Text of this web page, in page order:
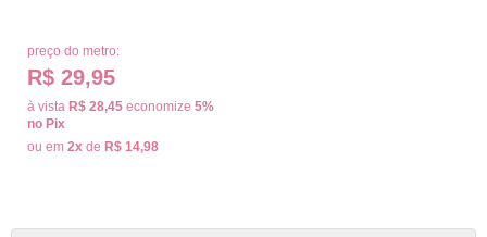
preço do metro:
R$ 29,95
à vista R$ 28,45 economize 5%
no Pix
ou em 2x de R$ 14,98